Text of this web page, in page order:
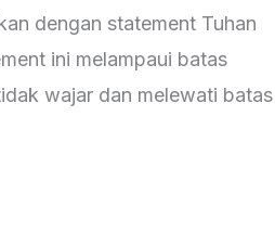
dengan statement Tuhan
ini melampaui batas
wajar dan melewati batas